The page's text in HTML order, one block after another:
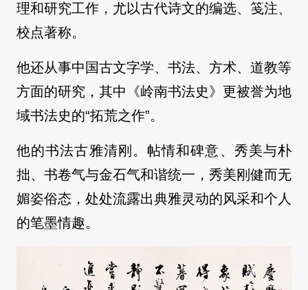
理和研究工作，尤以古代诗文的编选、笺注、
校点著称。
他还从事中国古文字学、书法、方术、道教等
方面的研究，其中《岭南书法史》更被誉为地
域书法史的“拓荒之作”。
他的书法古雅清刚。帖情和碑意、秀美与朴
拙、书卷气与金石气和谐统一，秀美刚健而无
媚姿俗态，处处流露出典雅灵动的风采和个人
的笔墨情趣。